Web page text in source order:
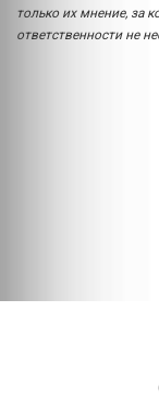
только их мнение, за
ответственности не